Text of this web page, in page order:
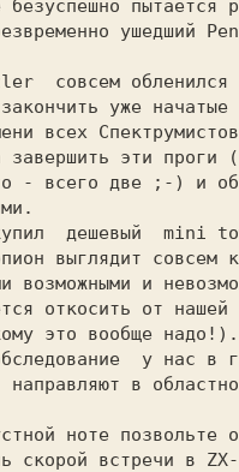
ушедший
уже начатые
всех
эти проги
- всего две ;-) и
выглядит совсем
откосить от нашей
это вообще
у нас в
в
скорой встречи в